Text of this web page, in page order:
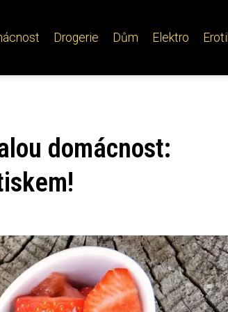
Drogerie Dům Elektro
domácnost: